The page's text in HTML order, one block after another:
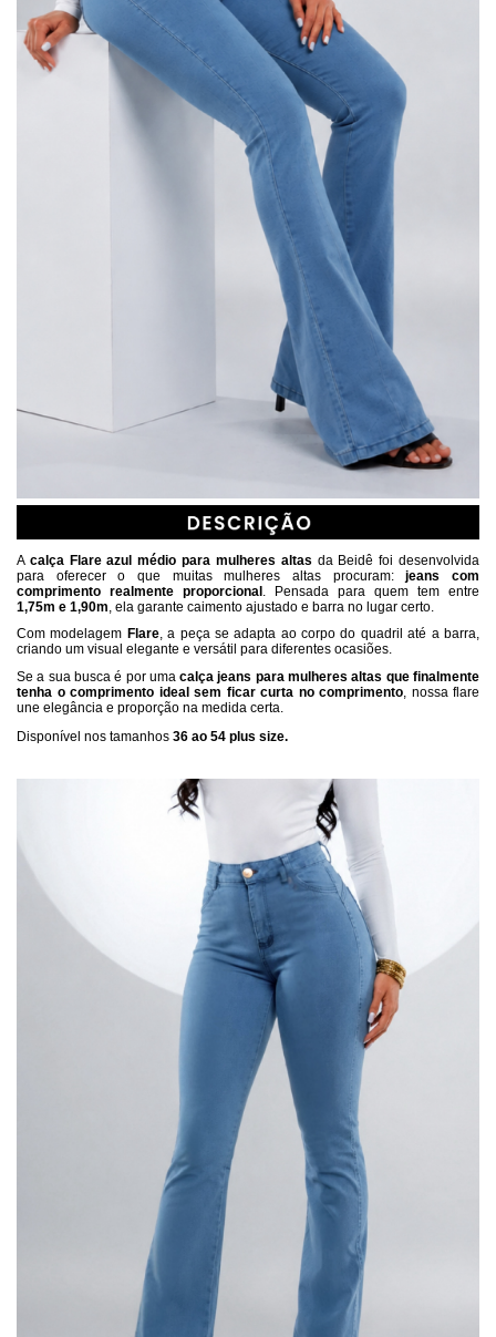
A calça Flare azul médio para mulheres altas da Beidê foi desenvolvida
para oferecer o que muitas mulheres altas procuram: jeans com
comprimento realmente proporcional
1,75m e 1,90m , ela garante caimento ajustado e barra no lugar certo.
Com modelagem Flare, a peça se adapta ao corpo do quadril até a barra,
criando um visual elegante e versátil para diferentes ocasiões.
Se a sua busca é por uma calça jeans para mulheres altas que finalmente
tenha o comprimento ideal sem ficar curta no comprimento, nossa flare
une elegância e proporção na medida certa.
Disponível nos tamanhos 36 ao 54 plus size.